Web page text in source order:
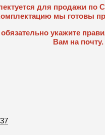
для продажи по
мы готовы
обязательно укажите
Вам на почту.